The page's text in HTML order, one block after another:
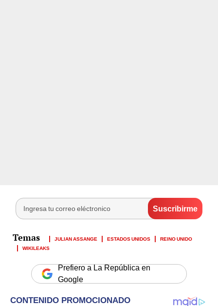
JULIAN ASSANGE ESTADOS UNIDOS
REINO UNIDO
WIKILEAKS
Prefiero a La República en
Google